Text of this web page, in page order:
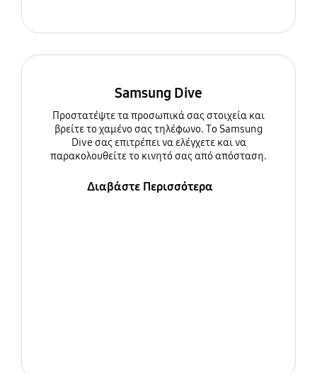
Samsung Dive
Προστατέψτε τα προσωπικά σας στοιχεία και
βρείτε το χαμένο σας τηλέφωνο. Το Samsung
Dive σας επιτρέπει να ελέγχετε και να
παρακολουθείτε το κινητό σας από απόσταση.
Διαβάστε Περισσότερα